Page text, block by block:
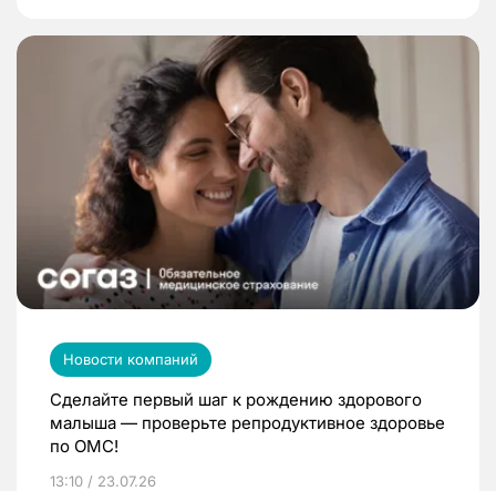
Новости компаний
Сделайте первый шаг к рождению здорового
малыша — проверьте репродуктивное здоровье
по ОМС!
13:10 / 23.07.26